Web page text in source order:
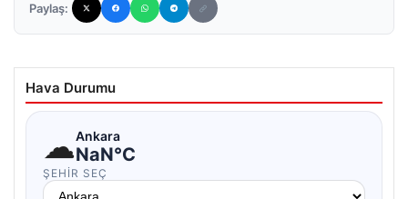
Paylaş:
Hava Durumu
☁Ankara
NaN°C
ŞEHIR SEÇ